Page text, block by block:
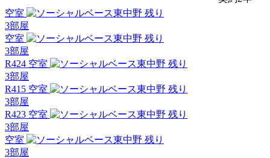
空室
残り
3部屋
空室
残り
3部屋
R424 空室
残り
3部屋
R415 空室
残り
3部屋
R423 空室
残り
3部屋
空室
残り
3部屋